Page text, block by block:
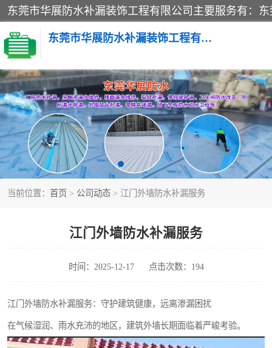
东莞市华展防水补漏装饰工程有限公司
当前位置： 首页 > 公司动态 > 江门外墙防水补漏服务
江门外墙防水补漏服务
时间：2025-12-17 点击次数：194
江门外墙防水补漏服务：守护建筑健康，远离渗漏困扰
在气候湿润、雨水充沛的地区，建筑外墙长期面临着严峻考验。
楼面防水补漏
阳台卫生间防水补漏
金属房搭建及补漏